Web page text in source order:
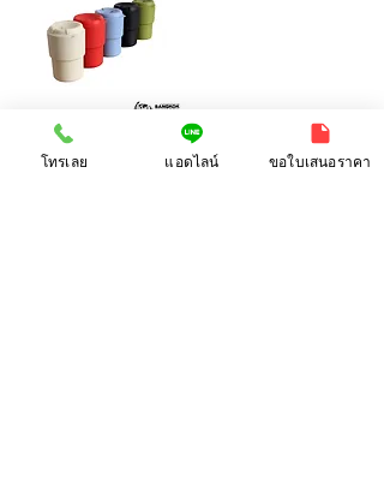
แก้วมักพลาสติก-04
โทรเลย แอดไลน์ ขอใบเสนอราคา